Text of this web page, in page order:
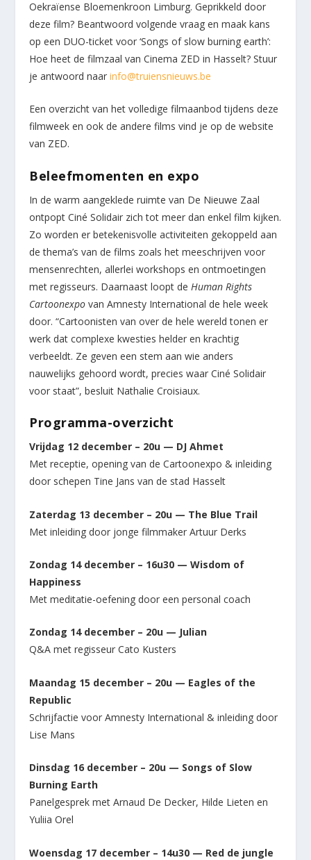
Oekraïense Bloemenkroon Limburg. Geprikkeld door
deze film? Beantwoord volgende vraag en maak kans
op een DUO-ticket voor ‘Songs of slow burning earth’:
Hoe heet de filmzaal van Cinema ZED in Hasselt? Stuur
je antwoord naarinfo@truiensnieuws.be
Een overzicht van het volledige filmaanbod tijdens deze
filmweek en ook de andere films vind je op de website
van ZED.
Beleefmomenten en expo
In de warm aangeklede ruimte van De Nieuwe Zaal
ontpopt Ciné Solidair zich tot meer dan enkel film kijken.
Zo worden er betekenisvolle activiteiten gekoppeld aan
de thema’s van de films zoals het meeschrijven voor
mensenrechten, allerlei workshops en ontmoetingen
met regisseurs. Daarnaast loopt de Human Rights
Cartoonexpovan Amnesty International de hele week
door. “Cartoonisten van over de hele wereld tonen er
werk dat complexe kwesties helder en krachtig
verbeeldt. Ze geven een stem aan wie anders
nauwelijks gehoord wordt, precies waar Ciné Solidair
voor staat”, besluit Nathalie Croisiaux.
Programma-overzicht
Vrijdag 12 december – 20u — DJ Ahmet
Met receptie, opening van de Cartoonexpo & inleiding
door schepen Tine Jans van de stad Hasselt
Zaterdag 13 december – 20u — The Blue Trail
Met inleiding door jonge filmmaker Artuur Derks
Zondag 14 december – 16u30 — Wisdom of
Happiness
Met meditatie-oefening door een personal coach
Zondag 14 december – 20u — Julian
Q&A met regisseur Cato Kusters
Maandag 15 december – 20u — Eagles of the
Republic
Schrijfactie voor Amnesty International & inleiding door
Lise Mans
Dinsdag 16 december – 20u — Songs of Slow
Burning Earth
Panelgesprek met Arnaud De Decker, Hilde Lieten en
Yuliia Orel
Woensdag 17 december – 14u30 — Red de jungle